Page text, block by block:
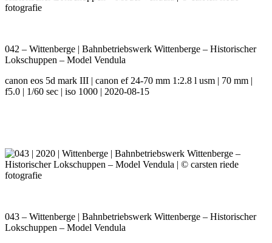
042 – Wittenberge | Bahnbetriebswerk Wittenberge – Historischer
Lokschuppen – Model Vendula
canon eos 5d mark III | canon ef 24-70 mm 1:2.8 l usm | 70 mm |
f5.0 | 1/60 sec | iso 1000 | 2020-08-15
043 – Wittenberge | Bahnbetriebswerk Wittenberge – Historischer
Lokschuppen – Model Vendula